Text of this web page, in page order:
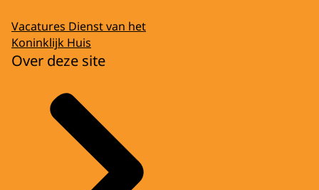
Vacatures Dienst van het
Koninklijk Huis
Over deze site